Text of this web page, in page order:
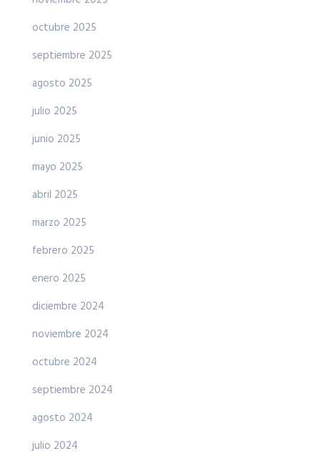
octubre 2025
septiembre 2025
agosto 2025
julio 2025
junio 2025
mayo 2025
abril 2025
marzo 2025
febrero 2025
enero 2025
diciembre 2024
noviembre 2024
octubre 2024
septiembre 2024
agosto 2024
julio 2024